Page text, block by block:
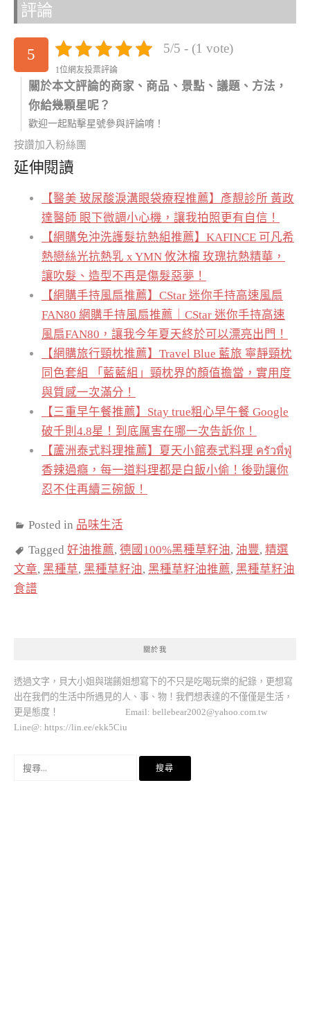
評論
5 5/5 - (1 vote)
1位網友投票評論
關於本文評論的商家、商品、景點、議題、方法，
你給幾顆星呢？
歡迎一起點擊星號參與評論唷！
按讚加入粉絲團
延伸閱讀
【醫美 玻尿酸淚溝眼袋療程推薦】彥靚診所 黃政
達醫師 眼下微調小心機，讓我拍照更有自信！
【網購免沖洗護髮抗熱組推薦】KAFINCE 可凡希
熱戀絲光抗熱乳 x YMN 攸沐橣 玫瑰抗熱精華，
讓吹髮、造型不再是傷髮惡夢！
【網購手持風扇推薦】CStar 迷你手持高速風扇
FAN80 網購手持風扇推薦｜CStar 迷你手持高速
風扇FAN80，讓我今年夏天終於可以漂亮出門！
【網購旅行頸枕推薦】Travel Blue 藍旅 寧靜頸枕
同色套組 「藍藍組」頸枕界的顏值擔當，實用度
與質感一次滿分！
【三重早午餐推薦】Stay true粗心早午餐 Google
破千則4.8星！到底厲害在哪一次告訴你！
【蘆洲泰式料理推薦】夏天小館泰式料理 ครัวพี่ฟู่
香辣過癮，每一道料理都是白飯小偷！後勁讓你
忍不住再續三碗飯！
Posted in 品味生活
Tagged 好油推薦, 德國100%黑種草籽油, 油豐, 精選
文章, 黑種草, 黑種草籽油, 黑種草籽油推薦, 黑種草籽油
食譜
關於我
透過文字，貝大小姐與瑞餚姐想寫下的不只是吃喝玩樂的紀錄，更想寫
出在我們的生活中所遇見的人、事、物！我們想表達的不僅僅是生活，
更是態度！ Email: bellebear2002@yahoo.com.tw
Line@: https://lin.ee/ekk5Ciu